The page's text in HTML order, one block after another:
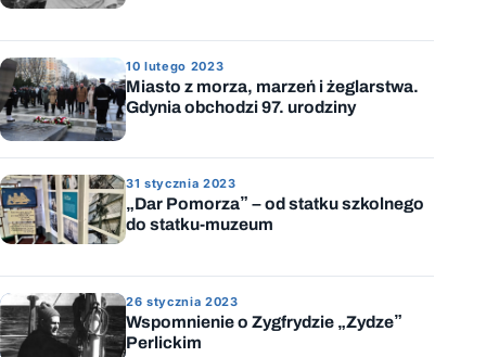
10 lutego 2023
Miasto z morza, marzeń i żeglarstwa.
Gdynia obchodzi 97. urodziny
31 stycznia 2023
„Dar Pomorza” – od statku szkolnego
do statku-muzeum
26 stycznia 2023
Wspomnienie o Zygfrydzie „Zydze”
Perlickim